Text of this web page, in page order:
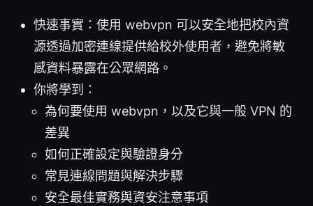
快速事實：使用 webvpn 可以安全地把校內資
源透過加密連線提供給校外使用者，避免將敏
感資料暴露在公眾網路。
你將學到：
為何要使用 webvpn，以及它與一般 VPN 的
差異
如何正確設定與驗證身分
常見連線問題與解決步驟
安全最佳實務與資安注意事項